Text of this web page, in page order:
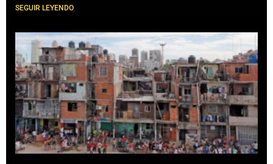
SEGUIR LEYENDO